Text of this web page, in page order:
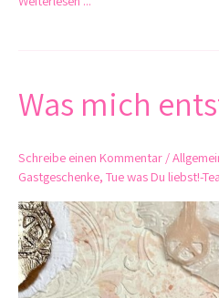
Was mich
Schreibe einen Kommentar /
Gastgeschenke, Tue was Du liebst!-
Was
mich